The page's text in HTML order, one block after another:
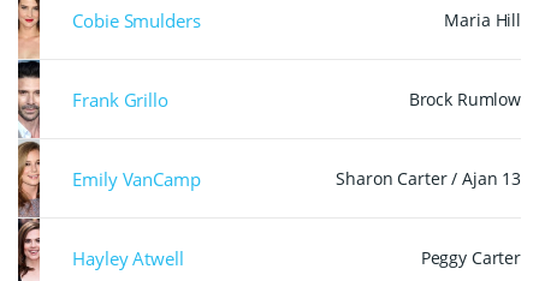
Cobie Smulders Maria Hill
Frank Grillo Brock Rumlow
Emily VanCamp Sharon Carter / Ajan 13
Hayley Atwell Peggy Carter